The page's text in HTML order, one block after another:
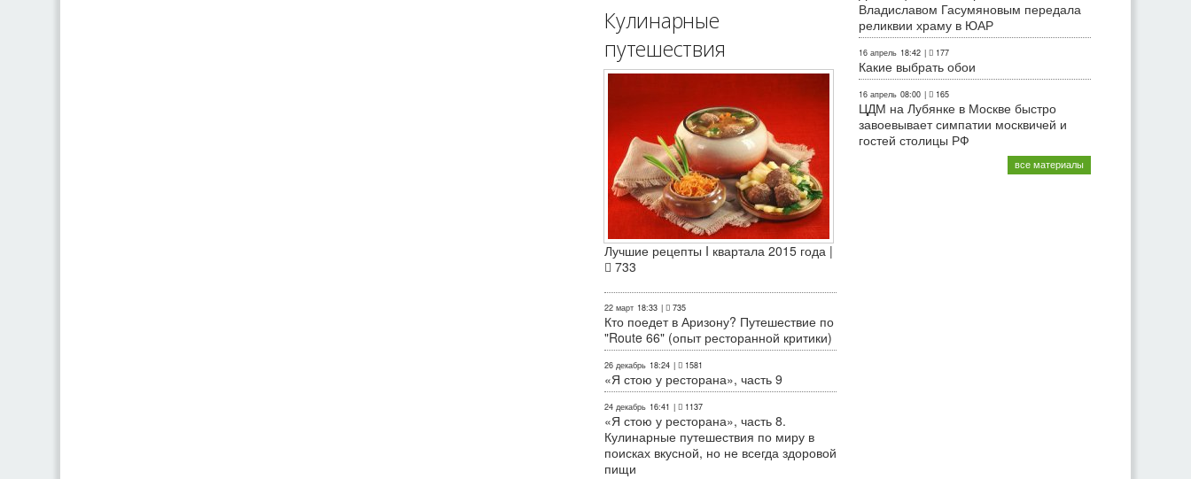
Кулинарные
путешествия
Лучшие рецепты I квартала 2015 года |
733
22 март 18:33 | 735
Кто поедет в Аризону? Путешествие по
"Route 66" (опыт ресторанной критики)
26 декабрь 18:24 | 1581
«Я стою у ресторана», часть 9
24 декабрь 16:41 | 1137
«Я стою у ресторана», часть 8.
Кулинарные путешествия по миру в
поисках вкусной, но не всегда здоровой
пищи
Владиславом Гасумяновым передала
реликвии храму в ЮАР
16 апрель 18:42 | 177
Какие выбрать обои
16 апрель 08:00 | 165
ЦДМ на Лубянке в Москве быстро
завоевывает симпатии москвичей и
гостей столицы РФ
все материалы